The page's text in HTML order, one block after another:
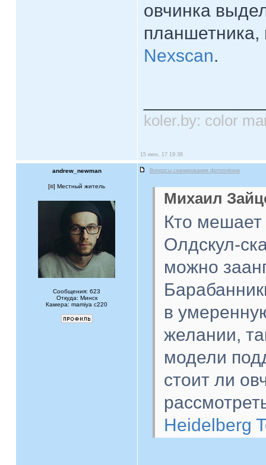
овчинка
Nexscan.
koler.by: color
15 июн, 17 19:38
andrew_newman Вопросы сканирования фотоплёнок
[ ] Местный житель
Сообщения: 623
Откуда: Минск
Камера: mamiya c220
Михаил
Кто
Олдскул-
можно
в
желании,
модели
стоит ли
Heidelberg